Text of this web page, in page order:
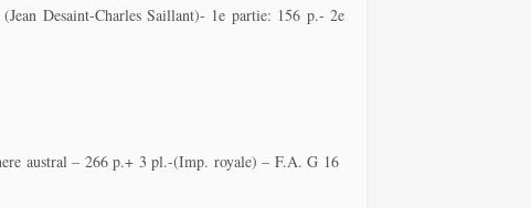
Desaint-Charles Saillant)- 1e partie: 156 p.- 2e
austral – 266 p.+ 3 pl.-(Imp. royale) – F.A. G 16